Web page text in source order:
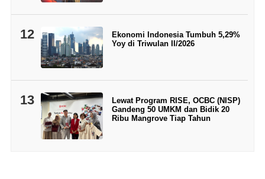
12
Ekonomi Indonesia Tumbuh 5,29%
Yoy di Triwulan II/2026
13
Lewat Program RISE, OCBC (NISP)
Gandeng 50 UMKM dan Bidik 20
Ribu Mangrove Tiap Tahun